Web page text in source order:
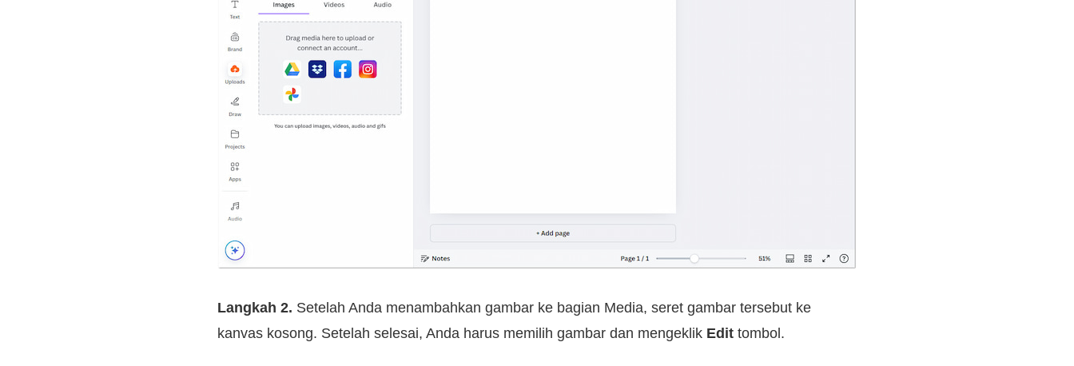
Langkah 2. Setelah Anda menambahkan gambar ke bagian Media, seret gambar tersebut ke
kanvas kosong. Setelah selesai, Anda harus memilih gambar dan mengeklik Edit tombol.